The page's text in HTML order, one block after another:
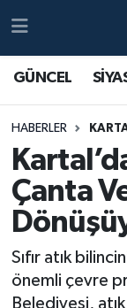
GÜNCEL
HABERLER
Çanta
Sıfır atık
önemli çevre
Belediyesi,